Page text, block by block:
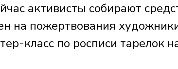
активисты собирают
на пожертвования
класс по росписи тарелок